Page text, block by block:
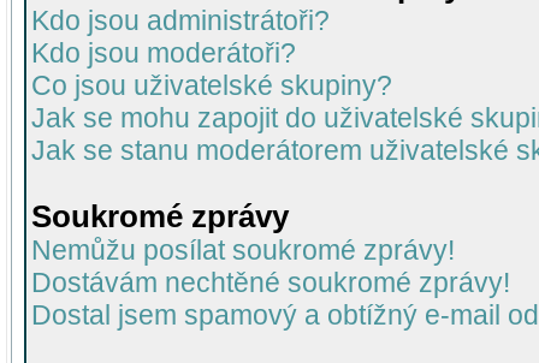
Kdo jsou administrátoři?
Kdo jsou moderátoři?
Co jsou uživatelské skupiny?
Jak se mohu zapojit do uživatelské
Jak se stanu moderátorem uživatelské
Soukromé zprávy
Nemůžu posílat soukromé zprávy!
Dostávám nechtěné soukromé zprávy!
Dostal jsem spamový a obtížný e-mail